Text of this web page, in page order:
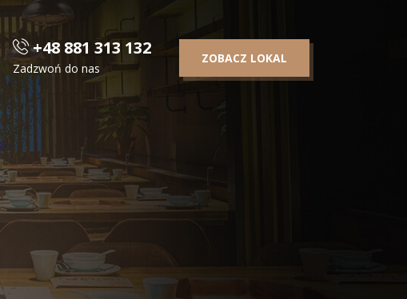
+48 881 313 132
Zadzwoń do nas
ZOBACZ LOKAL